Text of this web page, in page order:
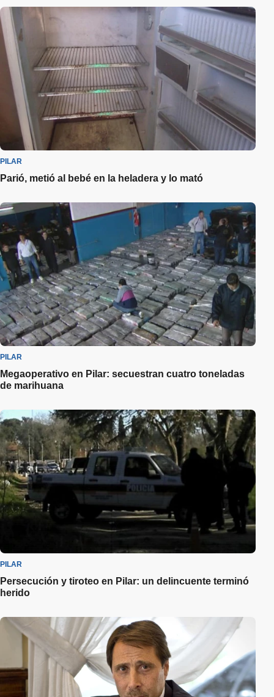
PILAR
Parió, metió al bebé en la heladera y lo mató
PILAR
Megaoperativo en Pilar: secuestran cuatro toneladas
de marihuana
PILAR
Persecución y tiroteo en Pilar: un delincuente terminó
herido